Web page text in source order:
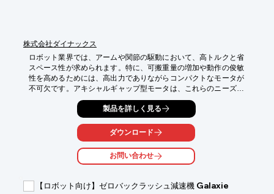
株式会社ダイナックス
ロボット業界では、アームや関節の駆動において、高トルクと省
スペース性が求められます。特に、可搬重量の増加や動作の俊敏
性を高めるためには、高出力でありながらコンパクトなモータが
不可欠です。アキシャルギャップ型モータは、これらのニーズに
応えるべく開発されました。
【活用シーン】
・産業用ロボットのアーム駆動
・協働ロボットの関節駆動
・搬送ロボットの駆動
・小型化による省スペース化
製品を詳しく見る
ダウンロード
お問い合わせ
【ロボット向け】ゼロバックラッシュ減速機 Galaxie